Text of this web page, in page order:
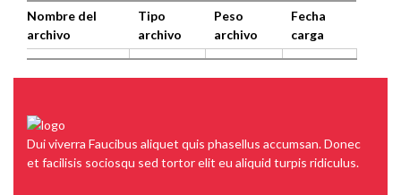
Nombre del
archivo
Tipo
archivo
Peso
archivo
Fecha
carga
Dui viverra Faucibus aliquet quis phasellus accumsan. Donec
et facilisis sociosqu sed tortor elit eu aliquid turpis ridiculus.